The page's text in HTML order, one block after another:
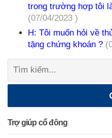
trong trường hợp tôi
(07/04/2023 )
H: Tôi muốn hỏi về
tặng chứng khoán ?
Tìm
Trợ giúp cổ đông